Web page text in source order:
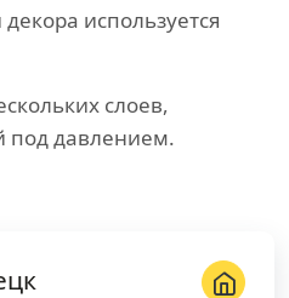
используется
слоев,
под давлением.